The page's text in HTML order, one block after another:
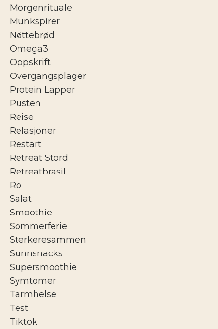
Morgenrituale
Munkspirer
Nøttebrød
Omega3
Oppskrift
Overgangsplager
Protein Lapper
Pusten
Reise
Relasjoner
Restart
Retreat Stord
Retreatbrasil
Ro
Salat
Smoothie
Sommerferie
Sterkeresammen
Sunnsnacks
Supersmoothie
Symtomer
Tarmhelse
Test
Tiktok